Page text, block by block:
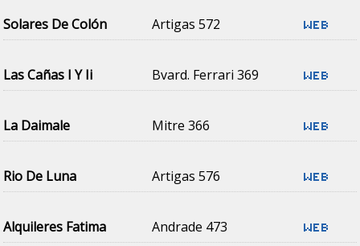
Solares De Colón Artigas 572
Las Cañas I Y Ii Bvard. Ferrari 369
La Daimale Mitre 366
Rio De Luna Artigas 576
Alquileres Fatima Andrade 473